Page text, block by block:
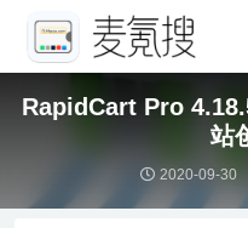
RapidCart Pro
站
2020-09-30